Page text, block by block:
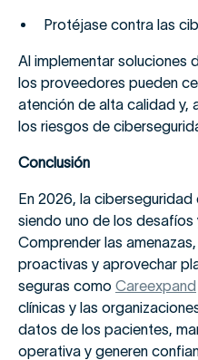
Protéjase contra las
Al implementar soluciones
los proveedores pueden
atención de alta calidad y,
los riesgos de
Conclusión
En 2026, la
siendo uno de los
Comprender las
proactivas y aprovechar
seguras como Careexpand
clínicas y las
datos de los pacientes,
operativa y generen